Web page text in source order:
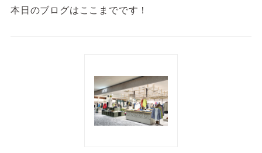
本日のブログはここまでです！